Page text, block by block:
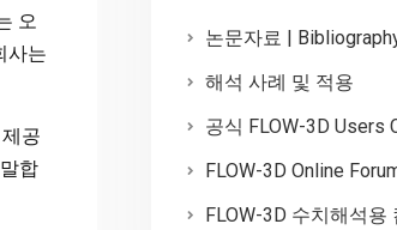
오
사는
공
합
논문자료 |
해석 사례 및 적용
공식 FLOW-3D Users
FLOW-3D Online
FLOW-3D 수치해석용